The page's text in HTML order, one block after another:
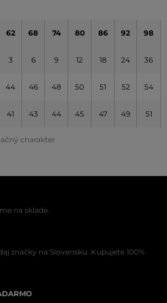
charakter
62 68 74 80 86 92 98
3 6 9 12 18 24 36
44 46 48 50 51 52 54
41 43 44 45 47 49 51
na sklade.
značky na Slovensku. Kupujete 100%